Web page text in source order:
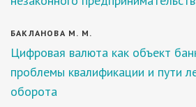
БАКЛАНОВА М. М.
Цифровая валюта как объект
проблемы квалификации и пути
оборота